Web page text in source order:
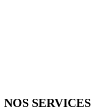
NOS SERVICES